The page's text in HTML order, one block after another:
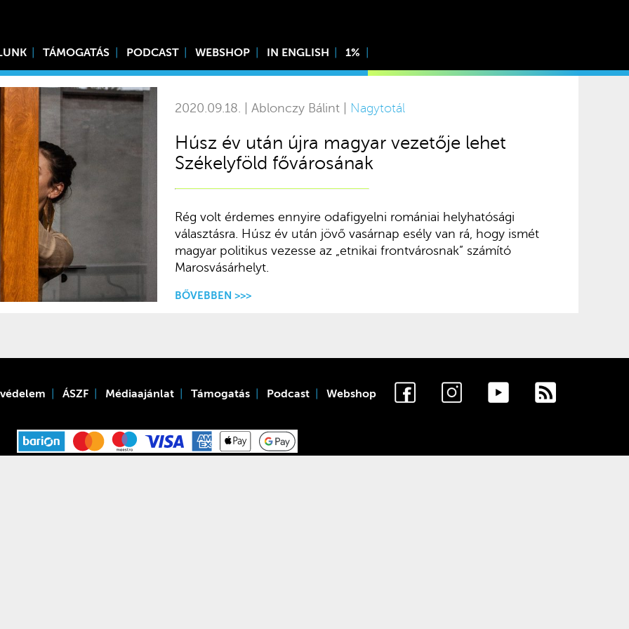
TÁMOGATÁS PODCAST WEBSHOP IN ENGLISH 1%
2020.09.18. | Ablonczy Bálint | Nagytotál
Húsz év után újra magyar vezetője lehet
Székelyföld fővárosának
Rég volt érdemes ennyire odafigyelni romániai helyhatósági
választásra. Húsz év után jövő vasárnap esély van rá, hogy ismét
magyar politikus vezesse az „etnikai frontvárosnak” számító
Marosvásárhelyt.
BŐVEBBEN >>>
ÁSZF Médiaajánlat Támogatás Podcast Webshop